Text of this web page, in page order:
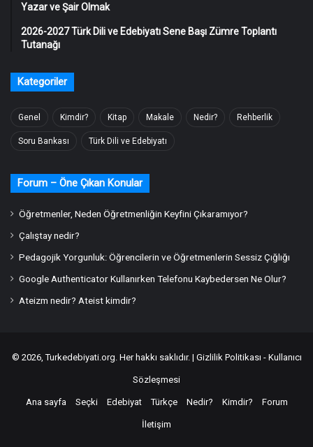
Yazar ve Şair Olmak
2026-2027 Türk Dili ve Edebiyatı Sene Başı Zümre Toplantı
Tutanağı
Kategoriler
Genel Kimdir? Kitap Makale Nedir? Rehberlik
Soru Bankası Türk Dili ve Edebiyatı
Forum – Öne Çıkan Konular
Öğretmenler, Neden Öğretmenliğin Keyfini Çıkaramıyor?
Çalıştay nedir?
Pedagojik Yorgunluk: Öğrencilerin ve Öğretmenlerin Sessiz Çığlığı
Google Authenticator Kullanırken Telefonu Kaybedersen Ne Olur?
Ateizm nedir? Ateist kimdir?
© 2026,Turkedebiyati.org . Her hakkı saklıdır. | Gizlilik Politikası - Kullanıcı
Sözleşmesi
Ana sayfa Seçki Edebiyat Türkçe Nedir? Kimdir? Forum
İletişim